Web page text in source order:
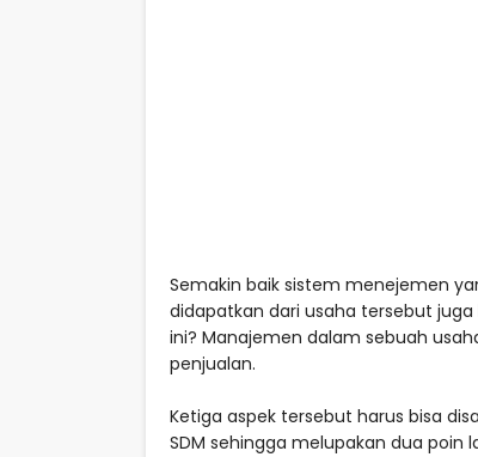
Semakin baik sistem menejemen
didapatkan dari usaha tersebut
ini? Manajemen dalam sebuah
penjualan.
Ketiga aspek tersebut harus bisa
SDM sehingga melupakan dua poin